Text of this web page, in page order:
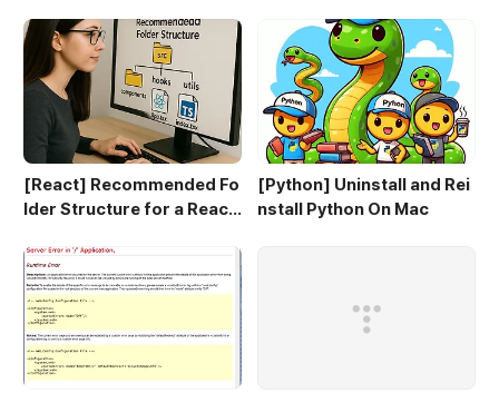
로젝트 만들기 (1편)
[React] Recommended Fo
lder Structure for a React
[Python] Uninstall and Rei
nstall Python On Mac